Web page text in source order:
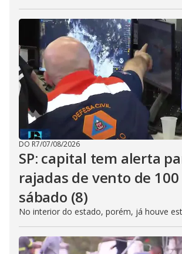
DO R7/07/08/2026
SP: capital tem alerta
rajadas de vento de
sábado (8)
No interior do estado, porém, já houve